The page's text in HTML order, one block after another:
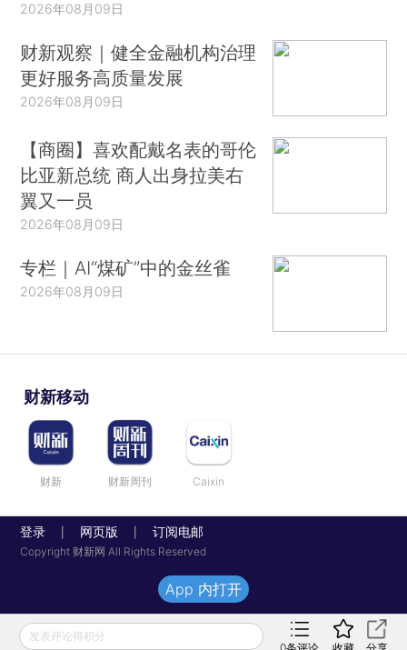
2026年08月09日
财新观察｜健全金融机构治理
更好服务高质量发展
2026年08月09日
【商圈】喜欢配戴名表的哥伦
比亚新总统 商人出身拉美右
翼又一员
2026年08月09日
专栏｜AI“煤矿”中的金丝雀
2026年08月09日
财新移动
财新 财新周刊 Caixin
登录 网页版 订阅电邮
Copyright 财新网 All Rights Reserved
发表评论得积分
0条评论 收藏 分享
App 内打开